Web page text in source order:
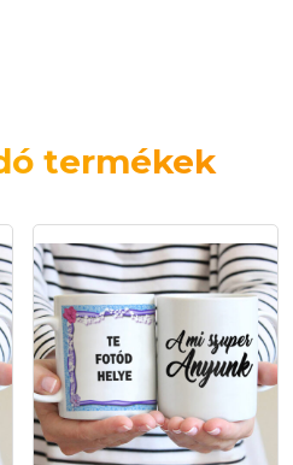
termékek